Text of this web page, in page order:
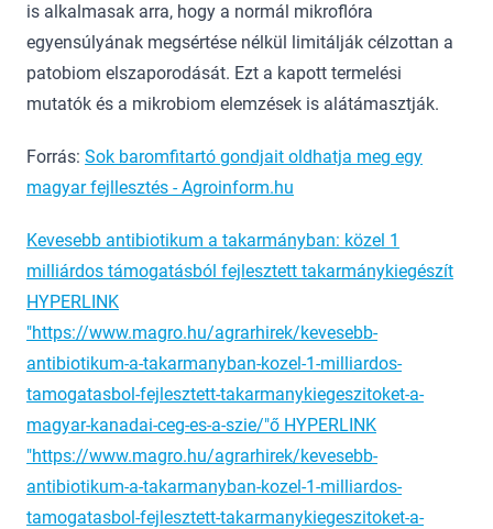
is alkalmasak arra, hogy a normál mikroflóra
egyensúlyának megsértése nélkül limitálják célzottan a
patobiom elszaporodását. Ezt a kapott termelési
mutatók és a mikrobiom elemzések is alátámasztják.
Forrás: Sok baromfitartó gondjait oldhatja meg egy
magyar fejllesztés - Agroinform.hu
Kevesebb antibiotikum a takarmányban: közel 1
milliárdos támogatásból fejlesztett takarmánykiegészít
HYPERLINK
"https://www.magro.hu/agrarhirek/kevesebb-
antibiotikum-a-takarmanyban-kozel-1-milliardos-
tamogatasbol-fejlesztett-takarmanykiegeszitoket-a-
magyar-kanadai-ceg-es-a-szie/"ő HYPERLINK
"https://www.magro.hu/agrarhirek/kevesebb-
antibiotikum-a-takarmanyban-kozel-1-milliardos-
tamogatasbol-fejlesztett-takarmanykiegeszitoket-a-